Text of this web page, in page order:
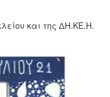
και της ΔΗ.ΚΕ.Η.